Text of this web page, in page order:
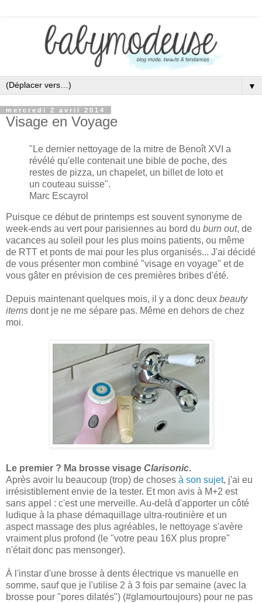
▼
mercredi 2 avril 2014
Visage en Voyage
"Le dernier nettoyage de la mitre de Benoît XVI a
révélé qu'elle contenait une bible de poche, des
restes de pizza, un chapelet, un billet de loto et
un couteau suisse".
Marc Escayrol
Puisque ce début de printemps est souvent synonyme de
week-ends au vert pour parisiennes au bord du burn out, de
vacances au soleil pour les plus moins patients, ou même
de RTT et ponts de mai pour les plus organisés... J'ai décidé
de vous présenter mon combiné "visage en voyage" et de
vous gâter en prévision de ces premières bribes d'été.
Depuis maintenant quelques mois, il y a donc deux beauty
items dont je ne me sépare pas. Même en dehors de chez
moi.
Le premier ? Ma brosse visage Clarisonic.
Après avoir lu beaucoup (trop) de choses à son sujet, j'ai eu
irrésistiblement envie de la tester. Et mon avis à M+2 est
sans appel : c'est une merveille. Au-delà d'apporter un côté
ludique à la phase démaquillage ultra-routinière et un
aspect massage des plus agréables, le nettoyage s'avère
vraiment plus profond (le "votre peau 16X plus propre"
n'était donc pas mensonger).
À l'instar d'une brosse à dents électrique vs manuelle en
somme, sauf que je l'utilise 2 à 3 fois par semaine (avec la
brosse pour "pores dilatés") (#glamourtoujours) pour ne pas